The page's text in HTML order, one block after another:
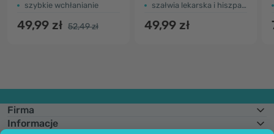
szybkie wchłanianie
49,99 zł 52,49 zł
szałwia lekarska i hiszpańska
49,99 zł
Firma
Informacje